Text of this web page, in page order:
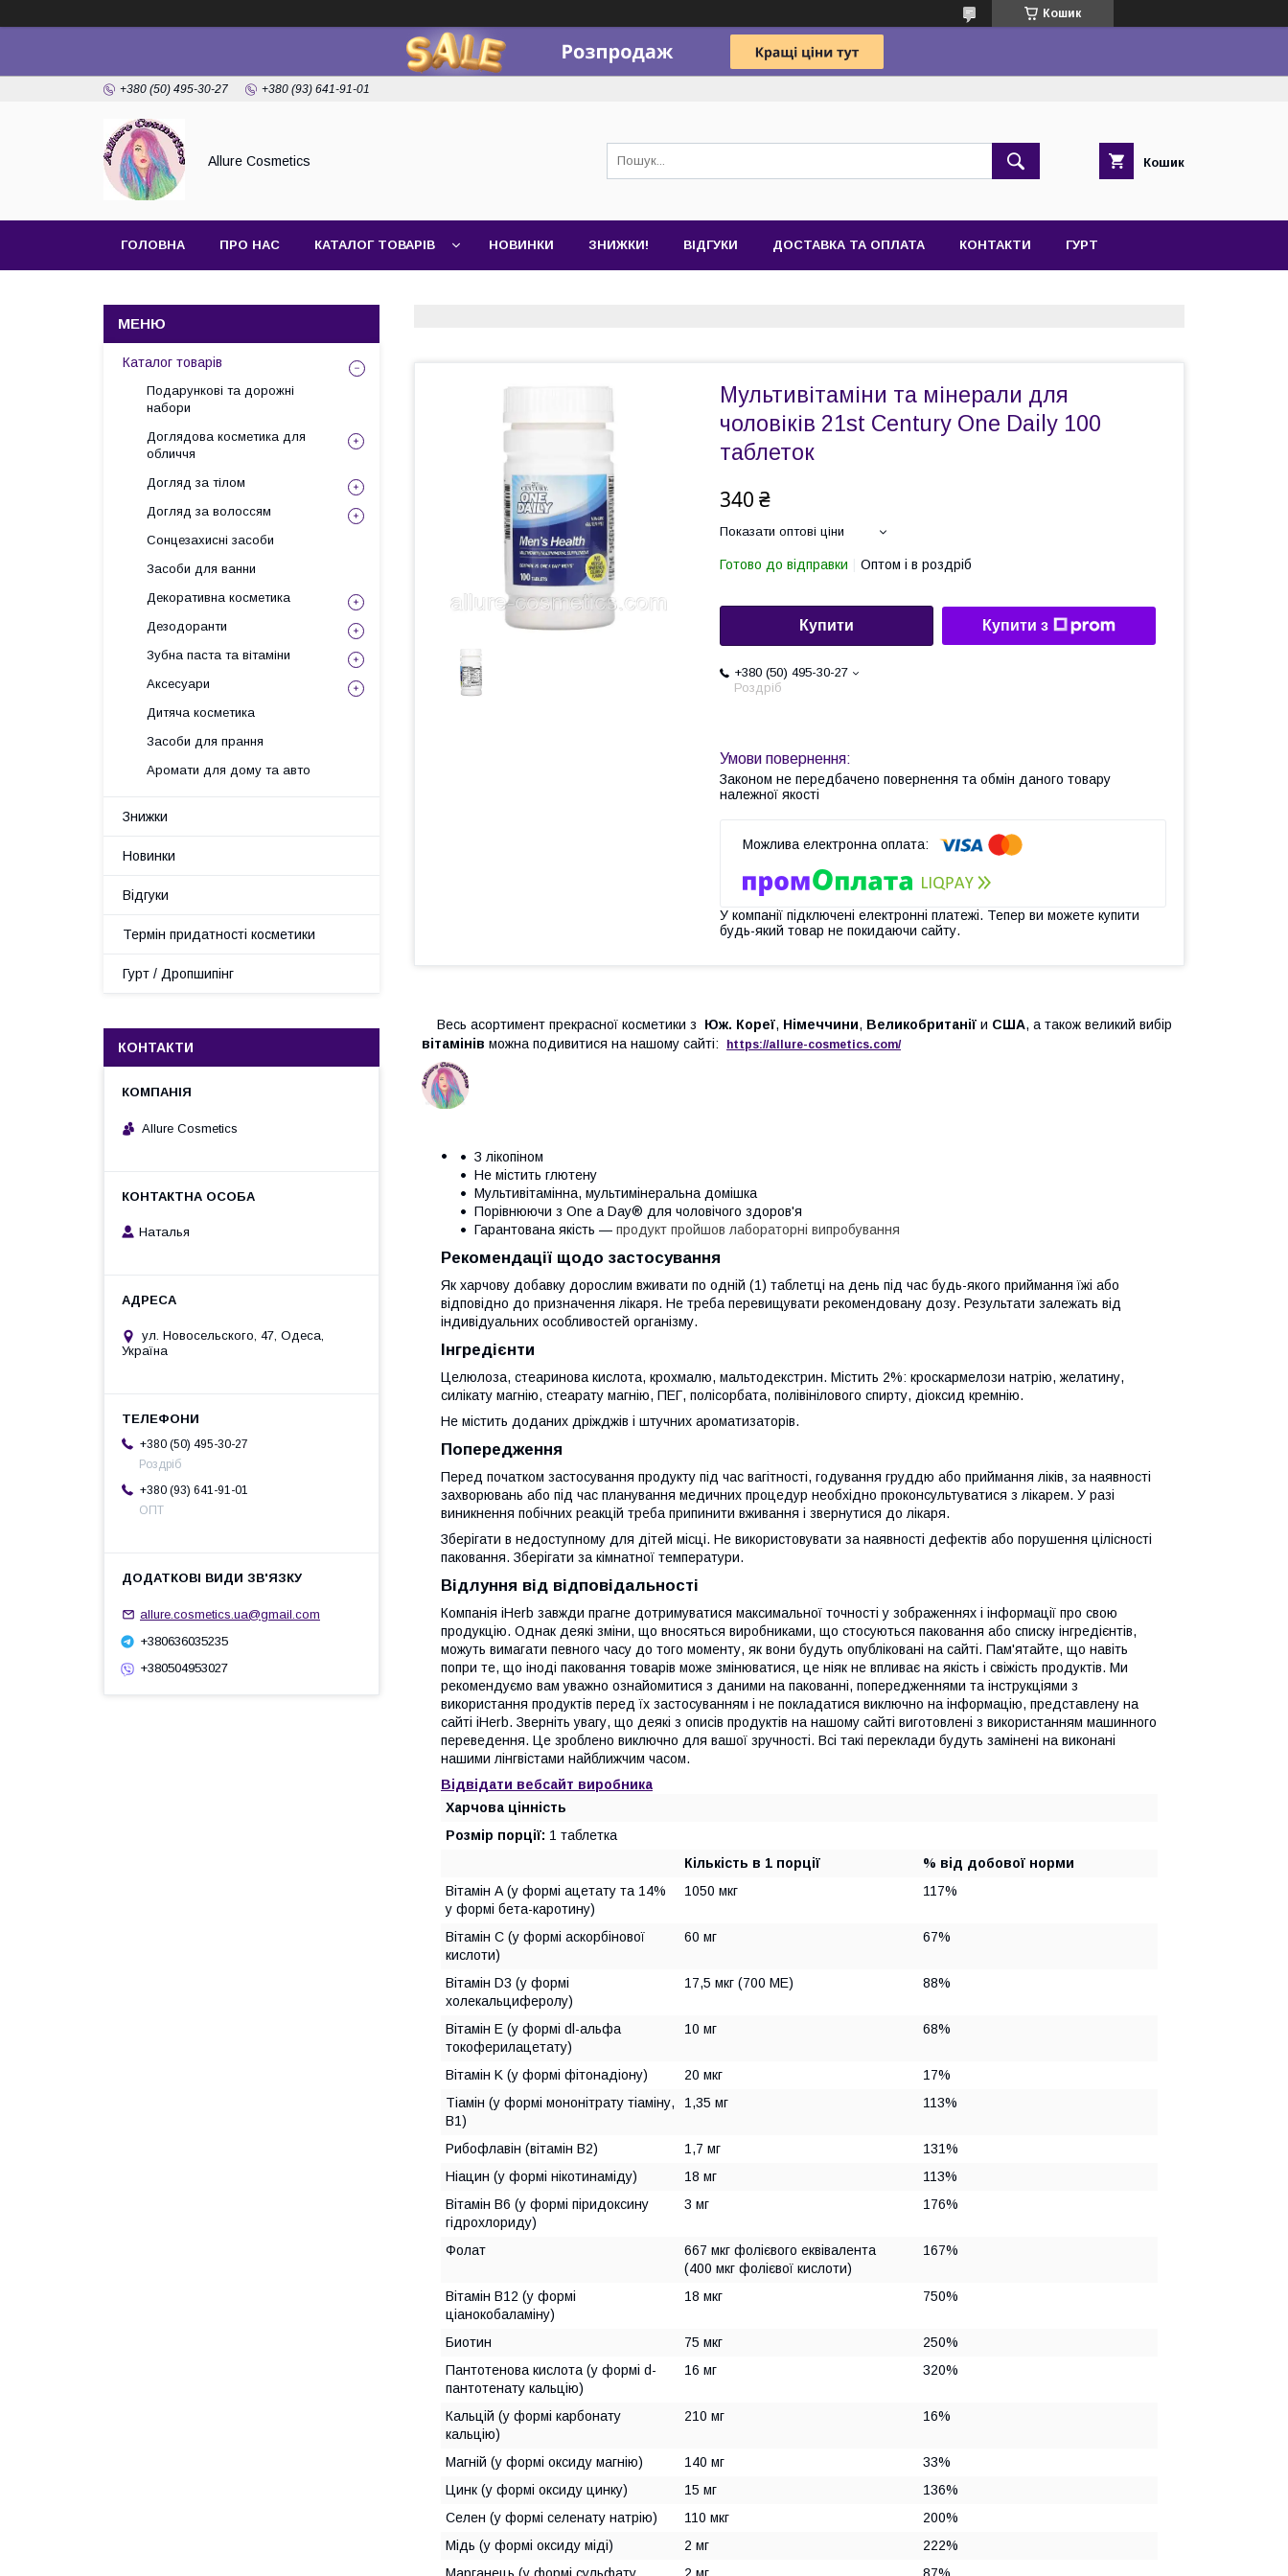
Кошик
+380 (50) 495-30-27 +380 (93) 641-91-01
Allure Cosmetics Кошик
ГОЛОВНА ПРО НАС КАТАЛОГ ТОВАРІВ НОВИНКИ ЗНИЖКИ! ВІДГУКИ ДОСТАВКА ТА ОПЛАТА КОНТАКТИ ГУРТ
Мультивітаміни та мінерали для
чоловіків 21st Century One Daily 100
таблеток
340 ₴
Показати оптові ціни
Готово до відправки Оптом і в роздріб
Купити Купити з
+380 (50) 495-30-27
Роздріб
Законом не передбачено повернення та обмін даного товару
належної якості
У компанії підключені електронні платежі. Тепер ви можете купити
будь-який товар не покидаючи сайту.
Весь асортимент прекрасної косметики з Юж. Кореї, Німеччини, Великобританії и США, а також великий вибір
вітамінів можна подивитися на нашому сайті: https://allure-cosmetics.com/
З лікопіном
Не містить глютену
Мультивітамінна, мультимінеральна домішка
Порівнюючи з One a Day® для чоловічого здоров'я
Гарантована якість — продукт пройшов лабораторні випробування
Рекомендації щодо застосування
Як харчову добавку дорослим вживати по одній (1) таблетці на день під час будь-якого приймання їжі або
відповідно до призначення лікаря. Не треба перевищувати рекомендовану дозу. Результати залежать від
індивідуальних особливостей організму.
Інгредієнти
Целюлоза, стеаринова кислота, крохмалю, мальтодекстрин. Містить 2%: кроскармелози натрію, желатину,
силікату магнію, стеарату магнію, ПЕГ, полісорбата, полівінілового спирту, діоксид кремнію.
Не містить доданих дріжджів і штучних ароматизаторів.
Попередження
Перед початком застосування продукту під час вагітності, годування груддю або приймання ліків, за наявності
захворювань або під час планування медичних процедур необхідно проконсультуватися з лікарем. У разі
виникнення побічних реакцій треба припинити вживання і звернутися до лікаря.
Зберігати в недоступному для дітей місці. Не використовувати за наявності дефектів або порушення цілісності
паковання. Зберігати за кімнатної температури.
Відлуння від відповідальності
Компанія iHerb завжди прагне дотримуватися максимальної точності у зображеннях і інформації про свою
продукцію. Однак деякі зміни, що вносяться виробниками, що стосуються паковання або списку інгредієнтів,
можуть вимагати певного часу до того моменту, як вони будуть опубліковані на сайті. Пам'ятайте, що навіть
попри те, що іноді паковання товарів може змінюватися, це ніяк не впливає на якість і свіжість продуктів. Ми
рекомендуємо вам уважно ознайомитися з даними на пакованні, попередженнями та інструкціями з
використання продуктів перед їх застосуванням і не покладатися виключно на інформацію, представлену на
сайті iHerb. Зверніть увагу, що деякі з описів продуктів на нашому сайті виготовлені з використанням машинного
переведення. Це зроблено виключно для вашої зручності. Всі такі переклади будуть замінені на виконані
нашими лінгвістами найближчим часом.
Відвідати вебсайт виробника
Харчова цінність
Розмір порції: 1 таблетка
Кількість в 1 порції
% від добової норми
Вітамін А (у формі ацетату та 14%
у формі бета-каротину)
1050 мкг 117%
Вітамін С (у формі аскорбінової
кислоти)
60 мг 67%
Вітамін D3 (у формі
холекальциферолу)
17,5 мкг (700 МЕ) 88%
Вітамін E (у формі dl-альфа
токоферилацетату)
10 мг 68%
Вітамін K (у формі фітонадіону) 20 мкг
17%
Тіамін (у формі мононітрату тіаміну,
B1)
1,35 мг 113%
Рибофлавін (вітамін B2) 1,7 мг
131%
Ніацин (у формі нікотинаміду)
18 мг
113%
Вітамін В6 (у формі піридоксину
гідрохлориду)
3 мг 176%
Фолат
667 мкг фолієвого еквівалента
(400 мкг фолієвої кислоти)
167%
Вітамін B12 (у формі
ціанокобаламіну)
18 мкг 750%
Биотин 75 мкг
250%
Пантотенова кислота (у формі d-
пантотенату кальцію)
16 мг 320%
Кальцій (у формі карбонату
кальцію)
210 мг 16%
Магній (у формі оксиду магнію) 140 мг
33%
Цинк (у формі оксиду цинку)
15 мг
136%
Селен (у формі селенату натрію)
110 мкг
200%
Мідь (у формі оксиду міді)
2 мг
222%
Каталог товарів
Подарункові та дорожні
набори
Доглядова косметика для
обличчя
Догляд за тілом
Догляд за волоссям
Сонцезахисні засоби
Засоби для ванни
Декоративна косметика
Дезодоранти
Зубна паста та вітаміни
Аксесуари
Дитяча косметика
Засоби для прання
Аромати для дому та авто
Знижки
Новинки
Відгуки
Термін придатності косметики
Гурт / Дропшипінг
КОНТАКТИ
Allure Cosmetics
Наталья
ул. Новосельского, 47, Одеса,
Україна
+380 (50) 495-30-27
Роздріб
+380 (93) 641-91-01
ОПТ
allure.cosmetics.ua@gmail.com
+380636035235
+380504953027